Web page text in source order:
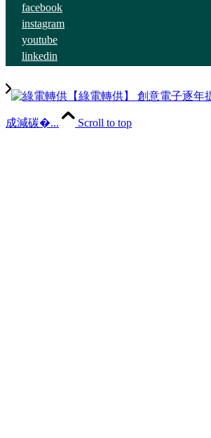
facebook
instagram
youtube
linkedin
【綠電轉供】 創意電子逐
成減碳�... Scroll to top